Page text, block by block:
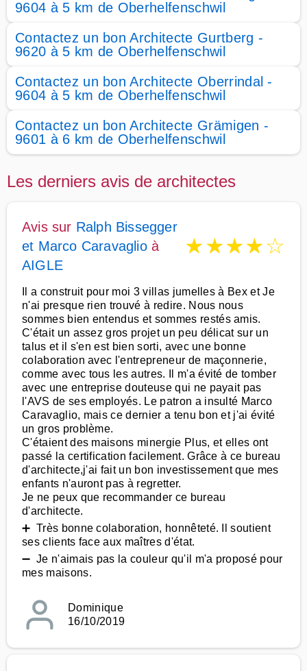
9604 à 5 km de Oberhelfenschwil
Contactez un bon Architecte Gurtberg -
9620 à 5 km de Oberhelfenschwil
Contactez un bon Architecte Oberrindal -
9604 à 5 km de Oberhelfenschwil
Contactez un bon Architecte Grämigen -
9601 à 6 km de Oberhelfenschwil
Les derniers avis de architectes
Avis sur Ralph Bissegger
et Marco Caravaglioà
AIGLE
★★★★☆
Il a construit pour moi 3 villas jumelles à Bex et Je
n'ai presque rien trouvé à redire. Nous nous
sommes bien entendus et sommes restés amis.
C'était un assez gros projet un peu délicat sur un
talus et il s'en est bien sorti, avec une bonne
colaboration avec l'entrepreneur de maçonnerie,
comme avec tous les autres. Il m'a évité de tomber
avec une entreprise douteuse qui ne payait pas
l'AVS de ses employés. Le patron a insulté Marco
Caravaglio, mais ce dernier a tenu bon et j'ai évité
un gros problème.
C'étaient des maisons minergie Plus, et elles ont
passé la certification facilement. Grâce à ce bureau
d'architecte,j'ai fait un bon investissement que mes
enfants n'auront pas à regretter.
Je ne peux que recommander ce bureau
d'architecte.
➕ Très bonne colaboration, honnêteté. Il soutient
ses clients face aux maîtres d'état.
➖ Je n'aimais pas la couleur qu'il m'a proposé pour
mes maisons.
Dominique
16/10/2019